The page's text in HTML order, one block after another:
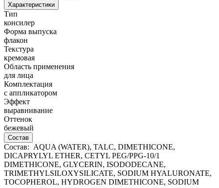
Характеристики
Тип
консилер
Форма выпуска
флакон
Текстура
кремовая
Область применения
для лица
Комплектация
с аппликатором
Эффект
выравнивание
Оттенок
бежевый
Состав
Состав: AQUA (WATER), TALC, DIMETHICONE,
DICAPRYLYL ETHER, CETYL PEG/PPG-10/1
DIMETHICONE, GLYCERIN, ISODODECANE,
TRIMETHYLSILOXYSILICATE, SODIUM HYALURONATE,
TOCOPHEROL, HYDROGEN DIMETHICONE, SODIUM